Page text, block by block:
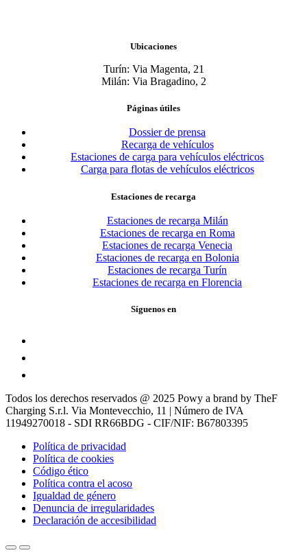
Ubicaciones
Turín: Via Magenta, 21
Milán: Via Bragadino, 2
Páginas útiles
Dossier de prensa
Recarga de vehículos
Estaciones de carga para vehículos eléctricos
Carga para flotas de vehículos eléctricos
Estaciones de recarga
Estaciones de recarga Milán
Estaciones de recarga en Roma
Estaciones de recarga Venecia
Estaciones de recarga en Bolonia
Estaciones de recarga Turín
Estaciones de recarga en Florencia
Síguenos en
Todos los derechos reservados @ 2025 Powy a brand by TheF
Charging S.r.l. Via Montevecchio, 11 | Número de IVA
11949270018 - SDI RR66BDG - CIF/NIF: B67803395
Política de privacidad
Política de cookies
Código ético
Política contra el acoso
Igualdad de género
Denuncia de irregularidades
Declaración de accesibilidad